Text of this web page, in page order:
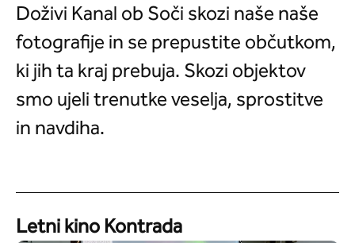
Doživi Kanal ob Soči skozi naše naše
fotografije in se prepustite občutkom,
ki jih ta kraj prebuja. Skozi objektov
smo ujeli trenutke veselja, sprostitve
in navdiha.
Letni kino Kontrada